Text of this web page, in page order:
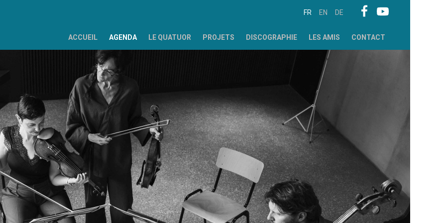
ACCUEIL AGENDA LE QUATUOR PROJETS DISCOGRAPHIE LES AMIS CONTACT
FR EN DE